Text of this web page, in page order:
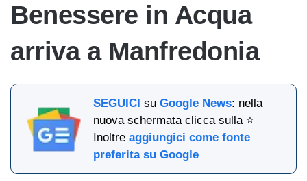
Benessere in Acqua
arriva a Manfredonia
SEGUICI suGoogle News: nella
nuova schermata clicca sulla ⭐
Inoltreaggiungici come fonte
preferita su Google